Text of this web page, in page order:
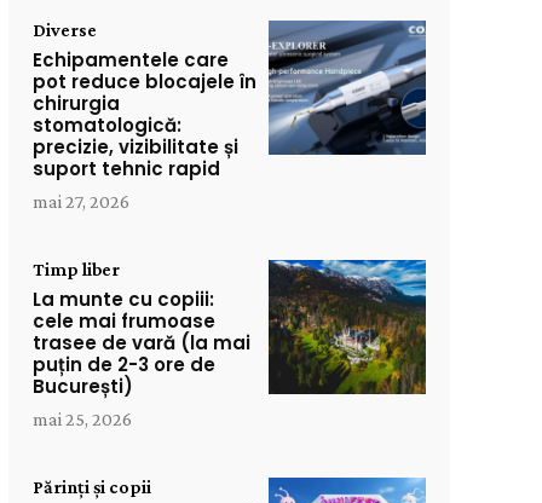
Diverse
Echipamentele care
pot reduce blocajele în
chirurgia
stomatologică:
precizie, vizibilitate și
suport tehnic rapid
mai 27, 2026
Timp liber
La munte cu copiii:
cele mai frumoase
trasee de vară (la mai
puțin de 2-3 ore de
București)
mai 25, 2026
Părinți și copii